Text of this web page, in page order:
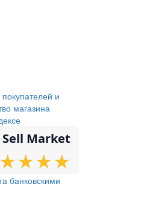
Sell Market
★
★★
★★
★★
★